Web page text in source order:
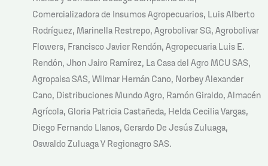
Comercializadora de Insumos Agropecuarios, Luis Alberto
Rodríguez, Marinella Restrepo, Agrobolivar SG, Agrobolivar
Flowers, Francisco Javier Rendón, Agropecuaria Luis E.
Rendón, Jhon Jairo Ramírez, La Casa del Agro MCU SAS,
Agropaisa SAS, Wilmar Hernán Cano, Norbey Alexander
Cano, Distribuciones Mundo Agro, Ramón Giraldo, Almacén
Agrícola, Gloria Patricia Castañeda, Helda Cecilia Vargas,
Diego Fernando Llanos, Gerardo De Jesús Zuluaga,
Oswaldo Zuluaga Y Regionagro SAS.